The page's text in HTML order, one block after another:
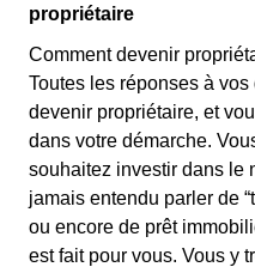
propriétaire
Comment devenir
Toutes les réponses à
devenir propriétaire, et
dans votre démarche.
souhaitez investir dans le
jamais entendu parler de
ou encore de prêt
est fait pour vous. Vous y